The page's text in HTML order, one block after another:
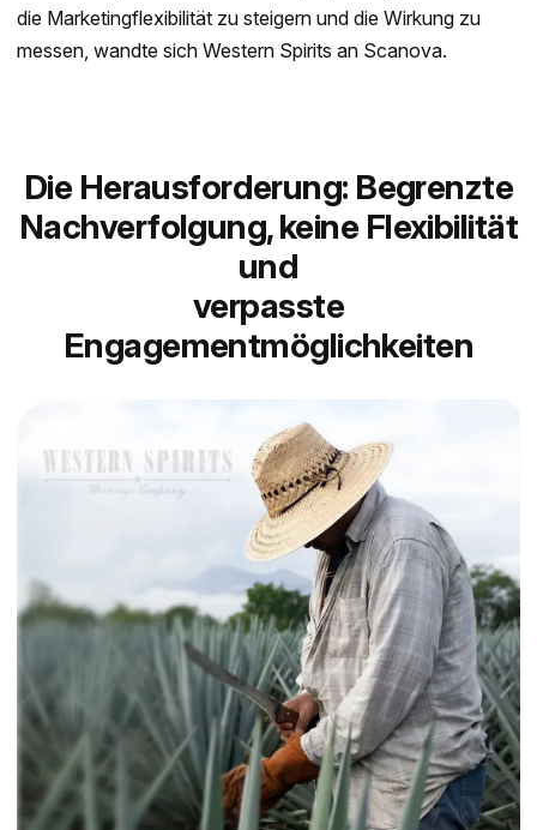
die Marketingflexibilität zu steigern und die Wirkung zu
messen, wandte sich Western Spirits an Scanova.
Die Herausforderung: Begrenzte
Nachverfolgung, keine Flexibilität
und
verpasste
Engagementmöglichkeiten